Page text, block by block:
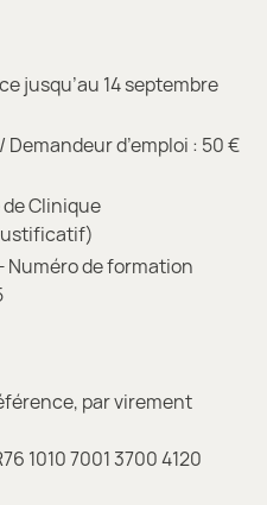
jusqu’au 14 septembre
d’emploi : 50 €
Clinique
de formation
par virement
1010 7001 3700 4120